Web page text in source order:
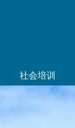
社会培训